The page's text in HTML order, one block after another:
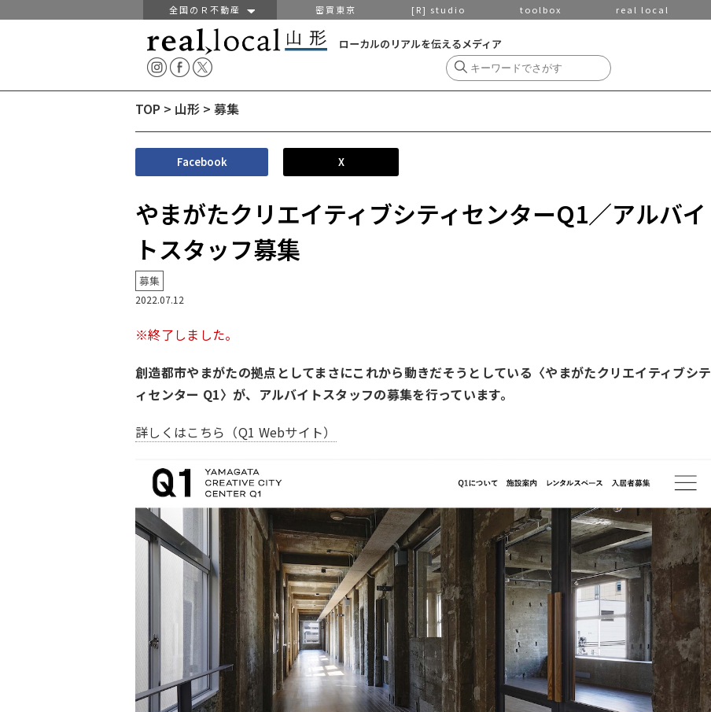
全国のＲ不動産 密買東京 [R] studio toolbox real local
ローカルのリアルを伝えるメディア
TOP > 山形 > 募集
Facebook X
やまがたクリエイティブシティセンターQ1／アルバイ
トスタッフ募集
募集
2022.07.12
※終了しました。
創造都市やまがたの拠点としてまさにこれから動きだそうとしている〈やまがたクリエイティブシテ
ィセンター Q1〉が、アルバイトスタッフの募集を行っています。
詳しくはこちら（Q1 Webサイト）